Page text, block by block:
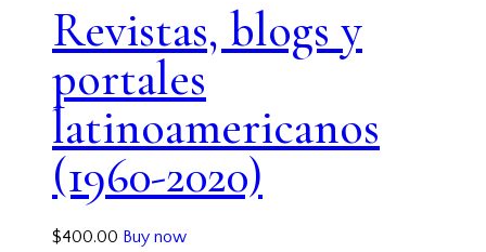
Revistas, blogs y
portales
latinoamericanos
(1960-2020)
$400.00 Buy now